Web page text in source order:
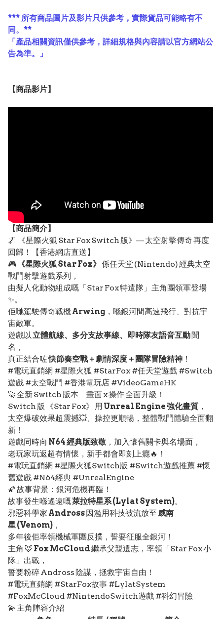
*** 所有商品圖片及影片只供參考，實際貨品可能略有不
同。**
「產品相關資訊僅供參考，詳細規格與內容請以官方網站公
告為準。」
【商品影片】
【商品簡介】
🌌 《星際火狐 Star Fox Switch 版》— 太空射擊傳奇 再度
回歸！【香港網店直送】
🎮 《星際火狐 Star Fox》 係任天堂 (Nintendo) 經典太空
戰鬥射擊遊戲系列，
由擬人化動物組成嘅「Star Fox 特遣隊」主角團領軍登場
✨。
佢哋駕駛傳奇戰機Arwing ，喺銀河間高速飛行、對抗宇
宙敵軍。
遊戲以立體航線、多分支故事線、即時隊友語音互動聞
名，
真正結合咗快節奏空戰＋劇情深度＋團隊冒險精神 ！
#電玩直銷網 #星際火狐 #StarFox #任天堂遊戲 #Switch
遊戲 #太空戰鬥 #香港電玩店 #VideoGameHK
🚀 全新 Switch 版本 畫面 x 操作 全面升級！
Switch 版 《Star Fox》 用 Unreal Engine 強化畫質 ，
太空爆破效果超震撼💥、操控更順暢，整體戰鬥體驗全面翻
新！
遊戲同時向 N64 經典版致敬 ，加入懷舊關卡與名場面，
老玩家玩返超有情懷，新手都會即刻上癮🔥！
#電玩直銷網 #星際火狐Switch版 #Switch遊戲推薦 #懷
舊遊戲 #N64經典 #UnrealEngine
🌠 故事背景：銀河危機再臨！
故事發生喺遙遠嘅萊拉特星系 (Lylat System)。
邪惡科學家 Andross因濫用科技被流放至威南
星 (Venom) ，
多年後佢率領機械軍團反撲，誓要征服全銀河！
主角 🦊 Fox McCloud繼承父親遺志，率領「Star Fox 小
隊」出戰，
誓要粉碎 Andross 陰謀，拯救宇宙自由！
#電玩直銷網 #StarFox故事 #LylatSystem
#FoxMcCloud #NintendoSwitch遊戲 #科幻冒險
💫 主角陣容介紹